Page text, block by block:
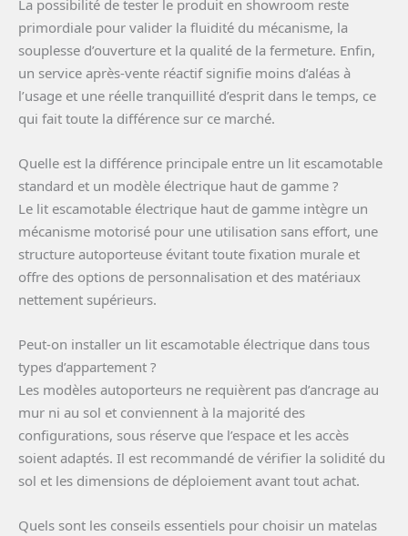
La possibilité de tester le produit en showroom reste
primordiale pour valider la fluidité du mécanisme, la
souplesse d’ouverture et la qualité de la fermeture. Enfin,
un service après-vente réactif signifie moins d’aléas à
l’usage et une réelle tranquillité d’esprit dans le temps, ce
qui fait toute la différence sur ce marché.
Quelle est la différence principale entre un lit escamotable
standard et un modèle électrique haut de gamme ?
Le lit escamotable électrique haut de gamme intègre un
mécanisme motorisé pour une utilisation sans effort, une
structure autoporteuse évitant toute fixation murale et
offre des options de personnalisation et des matériaux
nettement supérieurs.
Peut-on installer un lit escamotable électrique dans tous
types d’appartement ?
Les modèles autoporteurs ne requièrent pas d’ancrage au
mur ni au sol et conviennent à la majorité des
configurations, sous réserve que l’espace et les accès
soient adaptés. Il est recommandé de vérifier la solidité du
sol et les dimensions de déploiement avant tout achat.
Quels sont les conseils essentiels pour choisir un matelas